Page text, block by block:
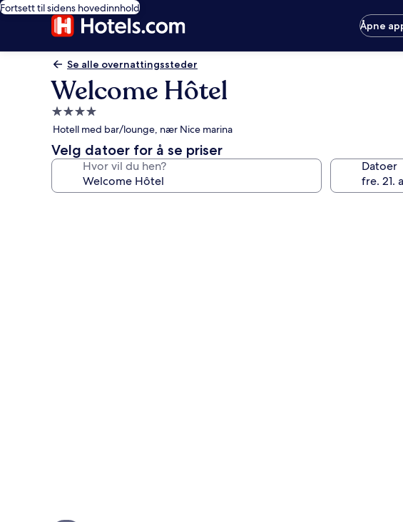
Fortsett til sidens hovedinnhold
Åpne
Se alle overnattingssteder
Welcome Hôtel
Overnattingssted
med
4.0
stjerner
Hotell med bar/lounge, nær Nice marina
Velg datoer for å se priser
Hvor vil du hen? Datoer